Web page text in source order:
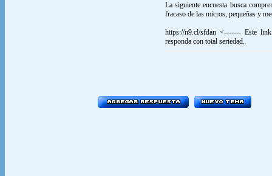
La siguiente encuesta busca
fracaso de las micros, pequeñas y
https://n9.cl/sfdan <------- Este
responda con total seriedad.